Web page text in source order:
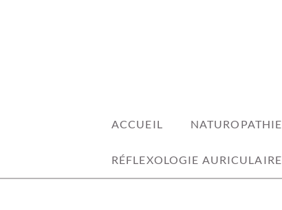
ACCUEIL NATUROPATHIE
RÉFLEXOLOGIE AURICULAIRE